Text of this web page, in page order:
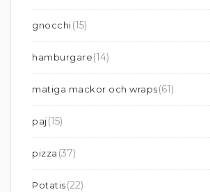
gnocchi(15)
hamburgare(14)
matiga mackor och wraps(61)
paj(15)
pizza (37)
Potatis(22)